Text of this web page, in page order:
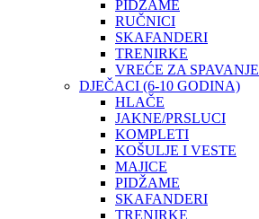
PIDŽAME
RUČNICI
SKAFANDERI
TRENIRKE
VREĆE ZA SPAVANJE
DJEČACI (6-10 GODINA)
HLAČE
JAKNE/PRSLUCI
KOMPLETI
KOŠULJE I VESTE
MAJICE
PIDŽAME
SKAFANDERI
TRENIRKE